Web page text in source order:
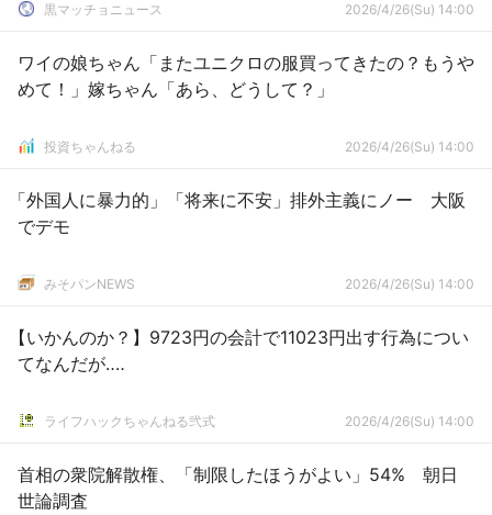
黒マッチョニュース 2026/4/26(Su) 14:00
ワイの娘ちゃん「またユニクロの服買ってきたの？もうや
めて！」嫁ちゃん「あら、どうして？」
投資ちゃんねる 2026/4/26(Su) 14:00
「外国人に暴力的」「将来に不安」排外主義にノー 大阪
でデモ
みそパンNEWS 2026/4/26(Su) 14:00
【いかんのか？】9723円の会計で11023円出す行為につい
てなんだが‥‥
ライフハックちゃんねる弐式 2026/4/26(Su) 14:00
首相の衆院解散権、「制限したほうがよい」54% 朝日
世論調査